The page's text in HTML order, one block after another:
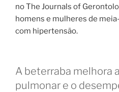
no The Journals of
homens e mulheres de
com hipertensão.
A beterraba melhora
pulmonar e o